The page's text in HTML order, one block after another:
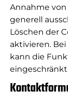
Annahme
generell
Löschen der
aktivieren.
kann die
eingeschränkt